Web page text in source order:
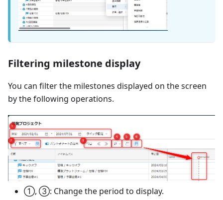
Filtering milestone display
You can filter the milestones displayed on the screen
by the following operations.
①, ③: Change the period to display.